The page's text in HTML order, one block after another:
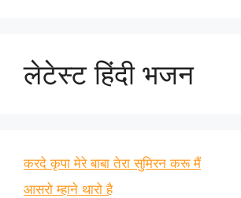
लेटेस्ट हिंदी भजन
करदे कृपा मेरे बाबा तेरा सुमिरन करू मैं
आसरो म्हाने थारो है